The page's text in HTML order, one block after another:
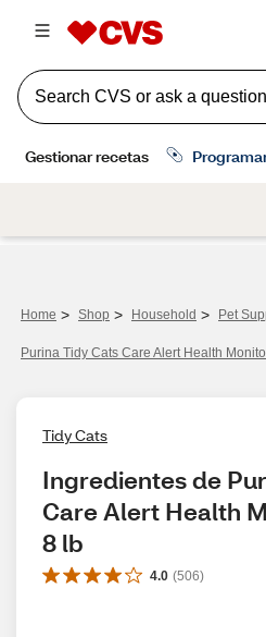
Home > Shop > Household > Pet
Purina Tidy Cats Care Alert Health
Tidy Cats
Ingredientes de
Care Alert Health
8 lb
4.0 (506)